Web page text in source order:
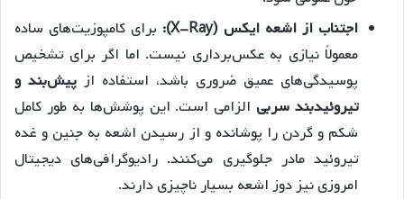
اجتناب از اشعه ایکس (X-Ray):
برای کامپوزیت‌های ساده
معمولاً نیازی به عکس‌برداری نیست. اما اگر برای تشخیص
پوسیدگی‌های عمیق ضروری باشد، استفاده از پیش‌بند و
تیروئیدبند سربی الزامی است. این پوشش‌ها به طور کامل
شکم و گردن را پوشانده و از رسیدن اشعه به جنین و غده
تیروئید مادر جلوگیری می‌کنند. رادیوگرافی‌های دیجیتال
امروزی نیز دوز اشعه بسیار ناچیزی دارند.